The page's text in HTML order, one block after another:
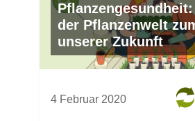
der Pflanzenwelt
unserer Zukunft
4 Februar 2020